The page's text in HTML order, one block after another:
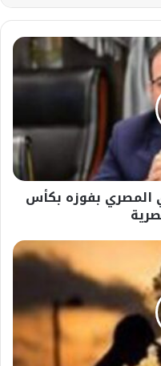
المصري بفوزه بكأس